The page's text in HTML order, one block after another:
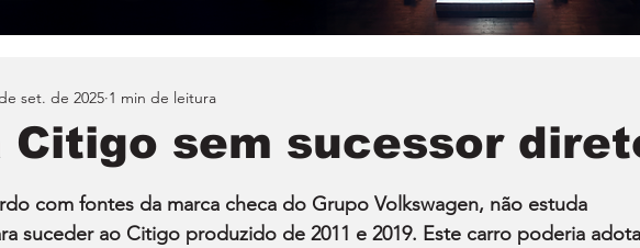
Citigo sem sucessor
set. de 2025 1 min de leitura
de 5 estrelas.
com fontes da marca checa do Grupo Volkswagen, não estuda
suceder ao Citigo produzido de 2011 e 2019. Este carro poderia